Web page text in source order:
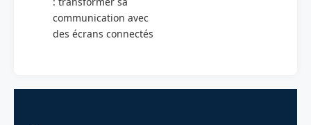
communication avec
des écrans connectés